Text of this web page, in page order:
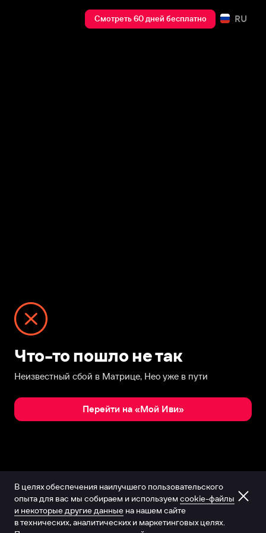
Смотреть 60 дней бесплатно RU
Что-то пошло не так
Неизвестный сбой в Матрице, Нео уже в пути
Перейти на «Мой Иви»
В целях обеспечения наилучшего пользовательского
опыта для вас мы собираем и используем cookie-файлы
и некоторые другие данные на нашем сайте
в технических, аналитических и маркетинговых целях.